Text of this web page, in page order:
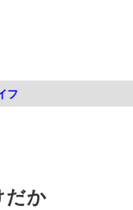
フ
だか